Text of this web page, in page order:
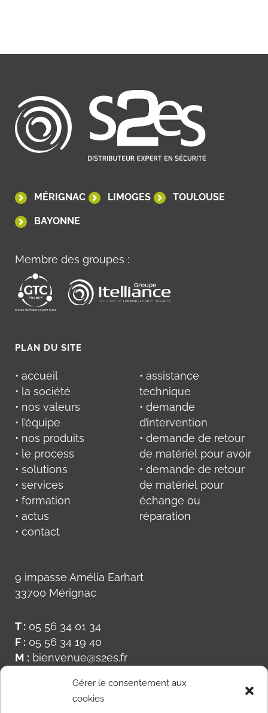
Gérer le consentement aux
cookies
MÉRIGNAC LIMOGES TOULOUSE
BAYONNE
Membre des groupes :
PLAN DU SITE
• accueil
• la société
• nos valeurs
• l’équipe
• nos produits
• le process
• solutions
• services
• formation
• actus
• contact
• assistance
technique
• demande
d’intervention
• demande de retour
de matériel pour avoir
• demande de retour
de matériel pour
échange ou
réparation
9 impasse Amélia Earhart
33700 Mérignac
T : 05 56 34 01 34
F : 05 56 34 19 40
M : bienvenue@s2es.fr